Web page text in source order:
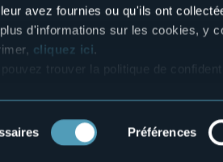
avez fournies ou qu'ils ont
d'informations sur les cookies, y
cliquez ici.
trouver la politique de
Préférences
26 - 28838 Stresa VB - Italy